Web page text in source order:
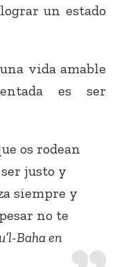
un estado
vida amable
es ser
os rodean
justo y
siempre y
no te
Baha en